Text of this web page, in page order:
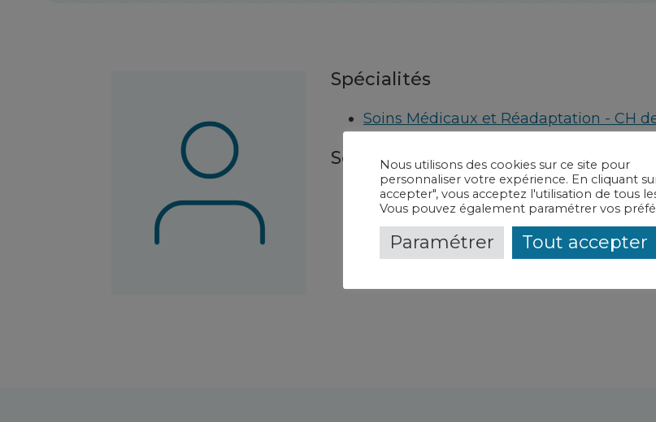
Spécialités
Soins Médicaux et Réadaptation - CH
Service(s) et contact(s)
Soins de réadaptation polyvalents-CH
Nous utilisons des cookies sur ce site pour
personnaliser votre expérience. En cliquant
accepter", vous acceptez l'utilisation de tous
Vous pouvez également paramétrer vos
Paramétrer Tout accepter